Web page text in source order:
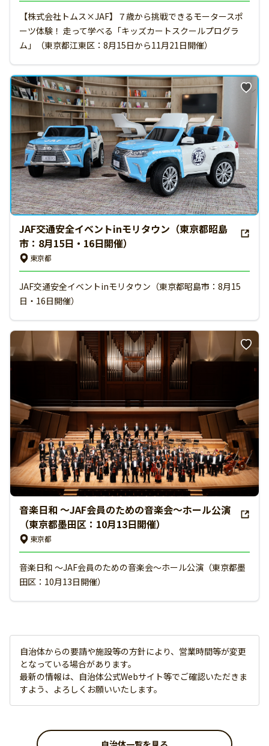
【株式会社トムス×JAF】７歳から挑戦できるモータースポ
ーツ体験！ 走って学べる「キッズカートスクールプログラ
ム」（東京都江東区：8月15日から11月21日開催）
JAF交通安全イベントinモリタウン（東京都昭島
市：8月15日・16日開催）
東京都
JAF交通安全イベントinモリタウン（東京都昭島市：8月15
日・16日開催）
音楽日和 ～JAF会員のための音楽会～ホール公演
（東京都墨田区：10月13日開催）
東京都
音楽日和 ～JAF会員のための音楽会～ホール公演（東京都墨
田区：10月13日開催）
自治体からの要請や施設等の方針により、営業時間等が変更
となっている場合があります。
最新の情報は、自治体公式Webサイト等でご確認いただきま
すよう、よろしくお願いいたします。